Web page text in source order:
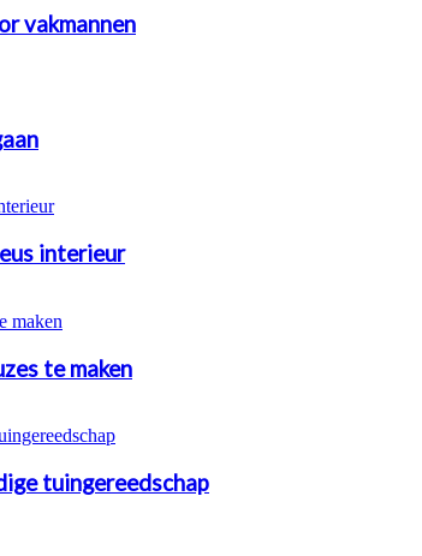
vakmannen
interieur
te maken
tuingereedschap